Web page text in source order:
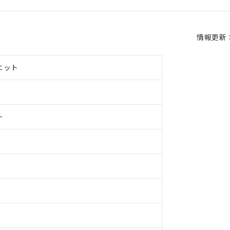
情報更新
ット
指令（10物質）の非含有に対応した製品が提供可能な商品です。
RoHS指令（10物質）の非含有に非対応の商品で、対応品を出す予
RoHS指令（10物質）の非含有の対応状況を調査中または確認中の商
ス料など無形物で、有害物質有無と関係のない商品です。
り、非含有部品としていたものが、含有品と判明した場合などやむ